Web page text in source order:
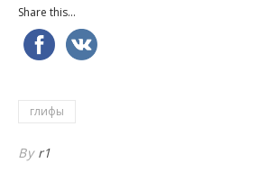
Share this...
глифы
By r1